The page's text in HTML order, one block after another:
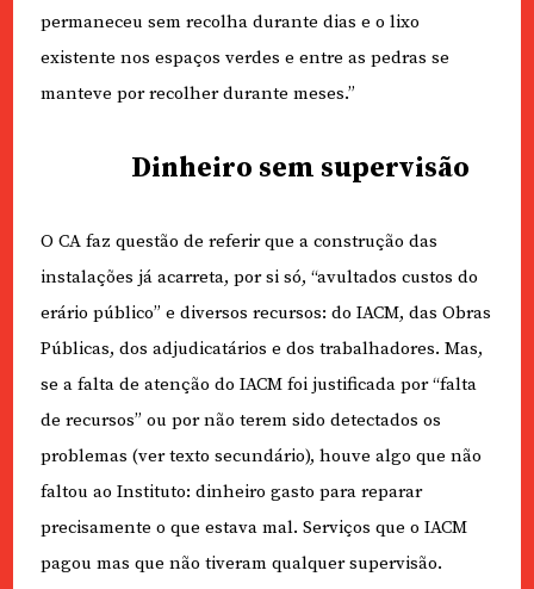
permaneceu sem recolha durante dias e o lixo
existente nos espaços verdes e entre as pedras se
manteve por recolher durante meses.”
Dinheiro sem supervisão
O CA faz questão de referir que a construção das
instalações já acarreta, por si só, “avultados custos do
erário público” e diversos recursos: do IACM, das Obras
Públicas, dos adjudicatários e dos trabalhadores. Mas,
se a falta de atenção do IACM foi justificada por “falta
de recursos” ou por não terem sido detectados os
problemas (ver texto secundário), houve algo que não
faltou ao Instituto: dinheiro gasto para reparar
precisamente o que estava mal. Serviços que o IACM
pagou mas que não tiveram qualquer supervisão.